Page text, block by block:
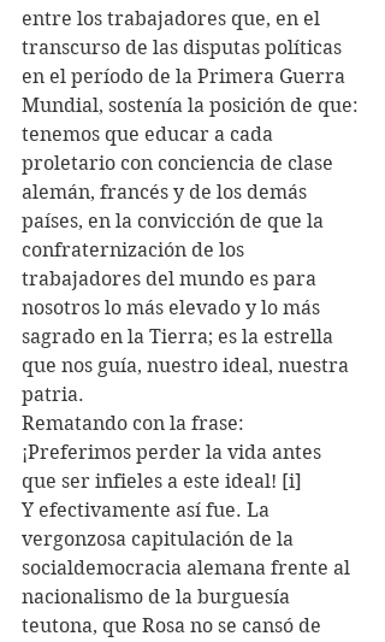
entre los trabajadores que, en el
transcurso de las disputas políticas
en el período de la Primera Guerra
Mundial, sostenía la posición de que:
tenemos que educar a cada
proletario con conciencia de clase
alemán, francés y de los demás
países, en la convicción de que la
confraternización de los
trabajadores del mundo es para
nosotros lo más elevado y lo más
sagrado en la Tierra; es la estrella
que nos guía, nuestro ideal, nuestra
patria.
Rematando con la frase:
¡Preferimos perder la vida antes
que ser infieles a este ideal! [i]
Y efectivamente así fue. La
vergonzosa capitulación de la
socialdemocracia alemana frente al
nacionalismo de la burguesía
teutona, que Rosa no se cansó de